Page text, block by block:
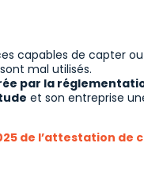
capables de capter
mal utilisés.
par la
et son entreprise
de l’attestation de